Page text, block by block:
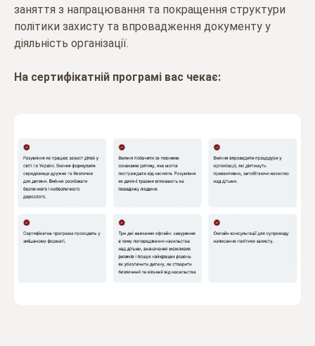
заняття з напрацювання та покращення структури
політики захисту та впровадження документу у
діяльність організації.
На сертифікатній програмі вас чекає: